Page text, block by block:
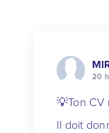
20
💡Ton CV
Il doit